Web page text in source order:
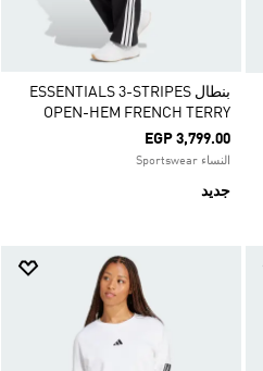
بنطال ESSENTIALS 3-STRIPES
OPEN-HEM FRENCH TERRY
EGP 3,799.00
النساء Sportswear
جديد